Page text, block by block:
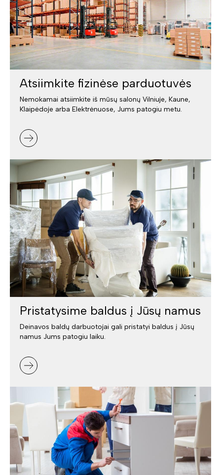
Atsiimkite fizinėse parduotuvės
Nemokamai atsiimkite iš mūsų salonų Vilniuje, Kaune,
Klaipėdoje arba Elektrėnuose, Jums patogiu metu.
Pristatysime baldus į Jūsų namus
Deinavos baldų darbuotojai gali pristatyi baldus į Jūsų
namus Jums patogiu laiku.